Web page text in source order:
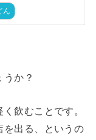
ん
うか？
飲むことです。
を出る、というの